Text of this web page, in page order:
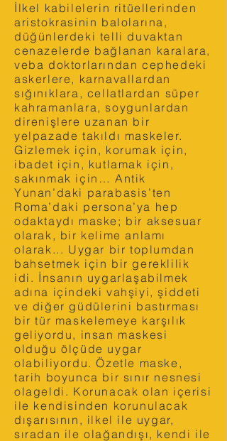
İlkel kabilelerin ritüellerinden
aristokrasinin balolarına,
düğünlerdeki telli duvaktan
cenazelerde bağlanan karalara,
veba doktorlarından cephedeki
askerlere, karnavallardan
sığınıklara, cellatlardan süper
kahramanlara, soygunlardan
direnişlere uzanan bir
yelpazade takıldı maskeler.
Gizlemek için, korumak için,
ibadet için, kutlamak için,
sakınmak için… Antik
Yunan’daki parabasis’ten
Roma’daki persona’ya hep
odaktaydı maske; bir aksesuar
olarak, bir kelime anlamı
olarak... Uygar bir toplumdan
bahsetmek için bir gereklilik
idi. İnsanın uygarlaşabilmek
adına içindeki vahşiyi, şiddeti
ve diğer güdülerini bastırması
bir tür maskelemeye karşılık
geliyordu, insan maskesi
olduğu ölçüde uygar
olabiliyordu. Özetle maske,
tarih boyunca bir sınır nesnesi
olageldi. Korunacak olan içerisi
ile kendisinden korunulacak
dışarısının, ilkel ile uygar,
sıradan ile olağandışı, kendi ile